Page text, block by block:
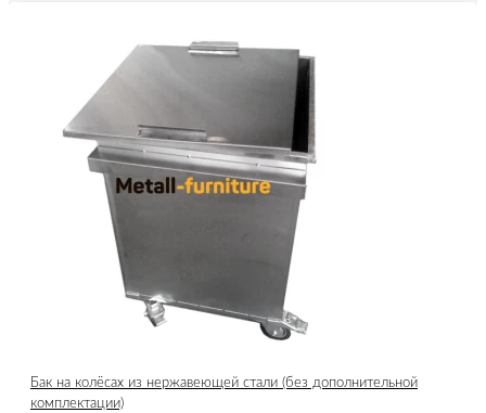
Бак на колёсах из нержавеющей стали (без дополнительной
комплектации)